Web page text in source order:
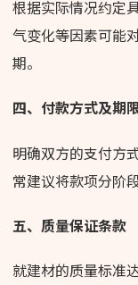
根据实际情况约定
气变化等因素可能
期。
四、付款方式及期
明确双方的支付方
常建议将款项分阶
五、质量保证条款
就建材的质量标准